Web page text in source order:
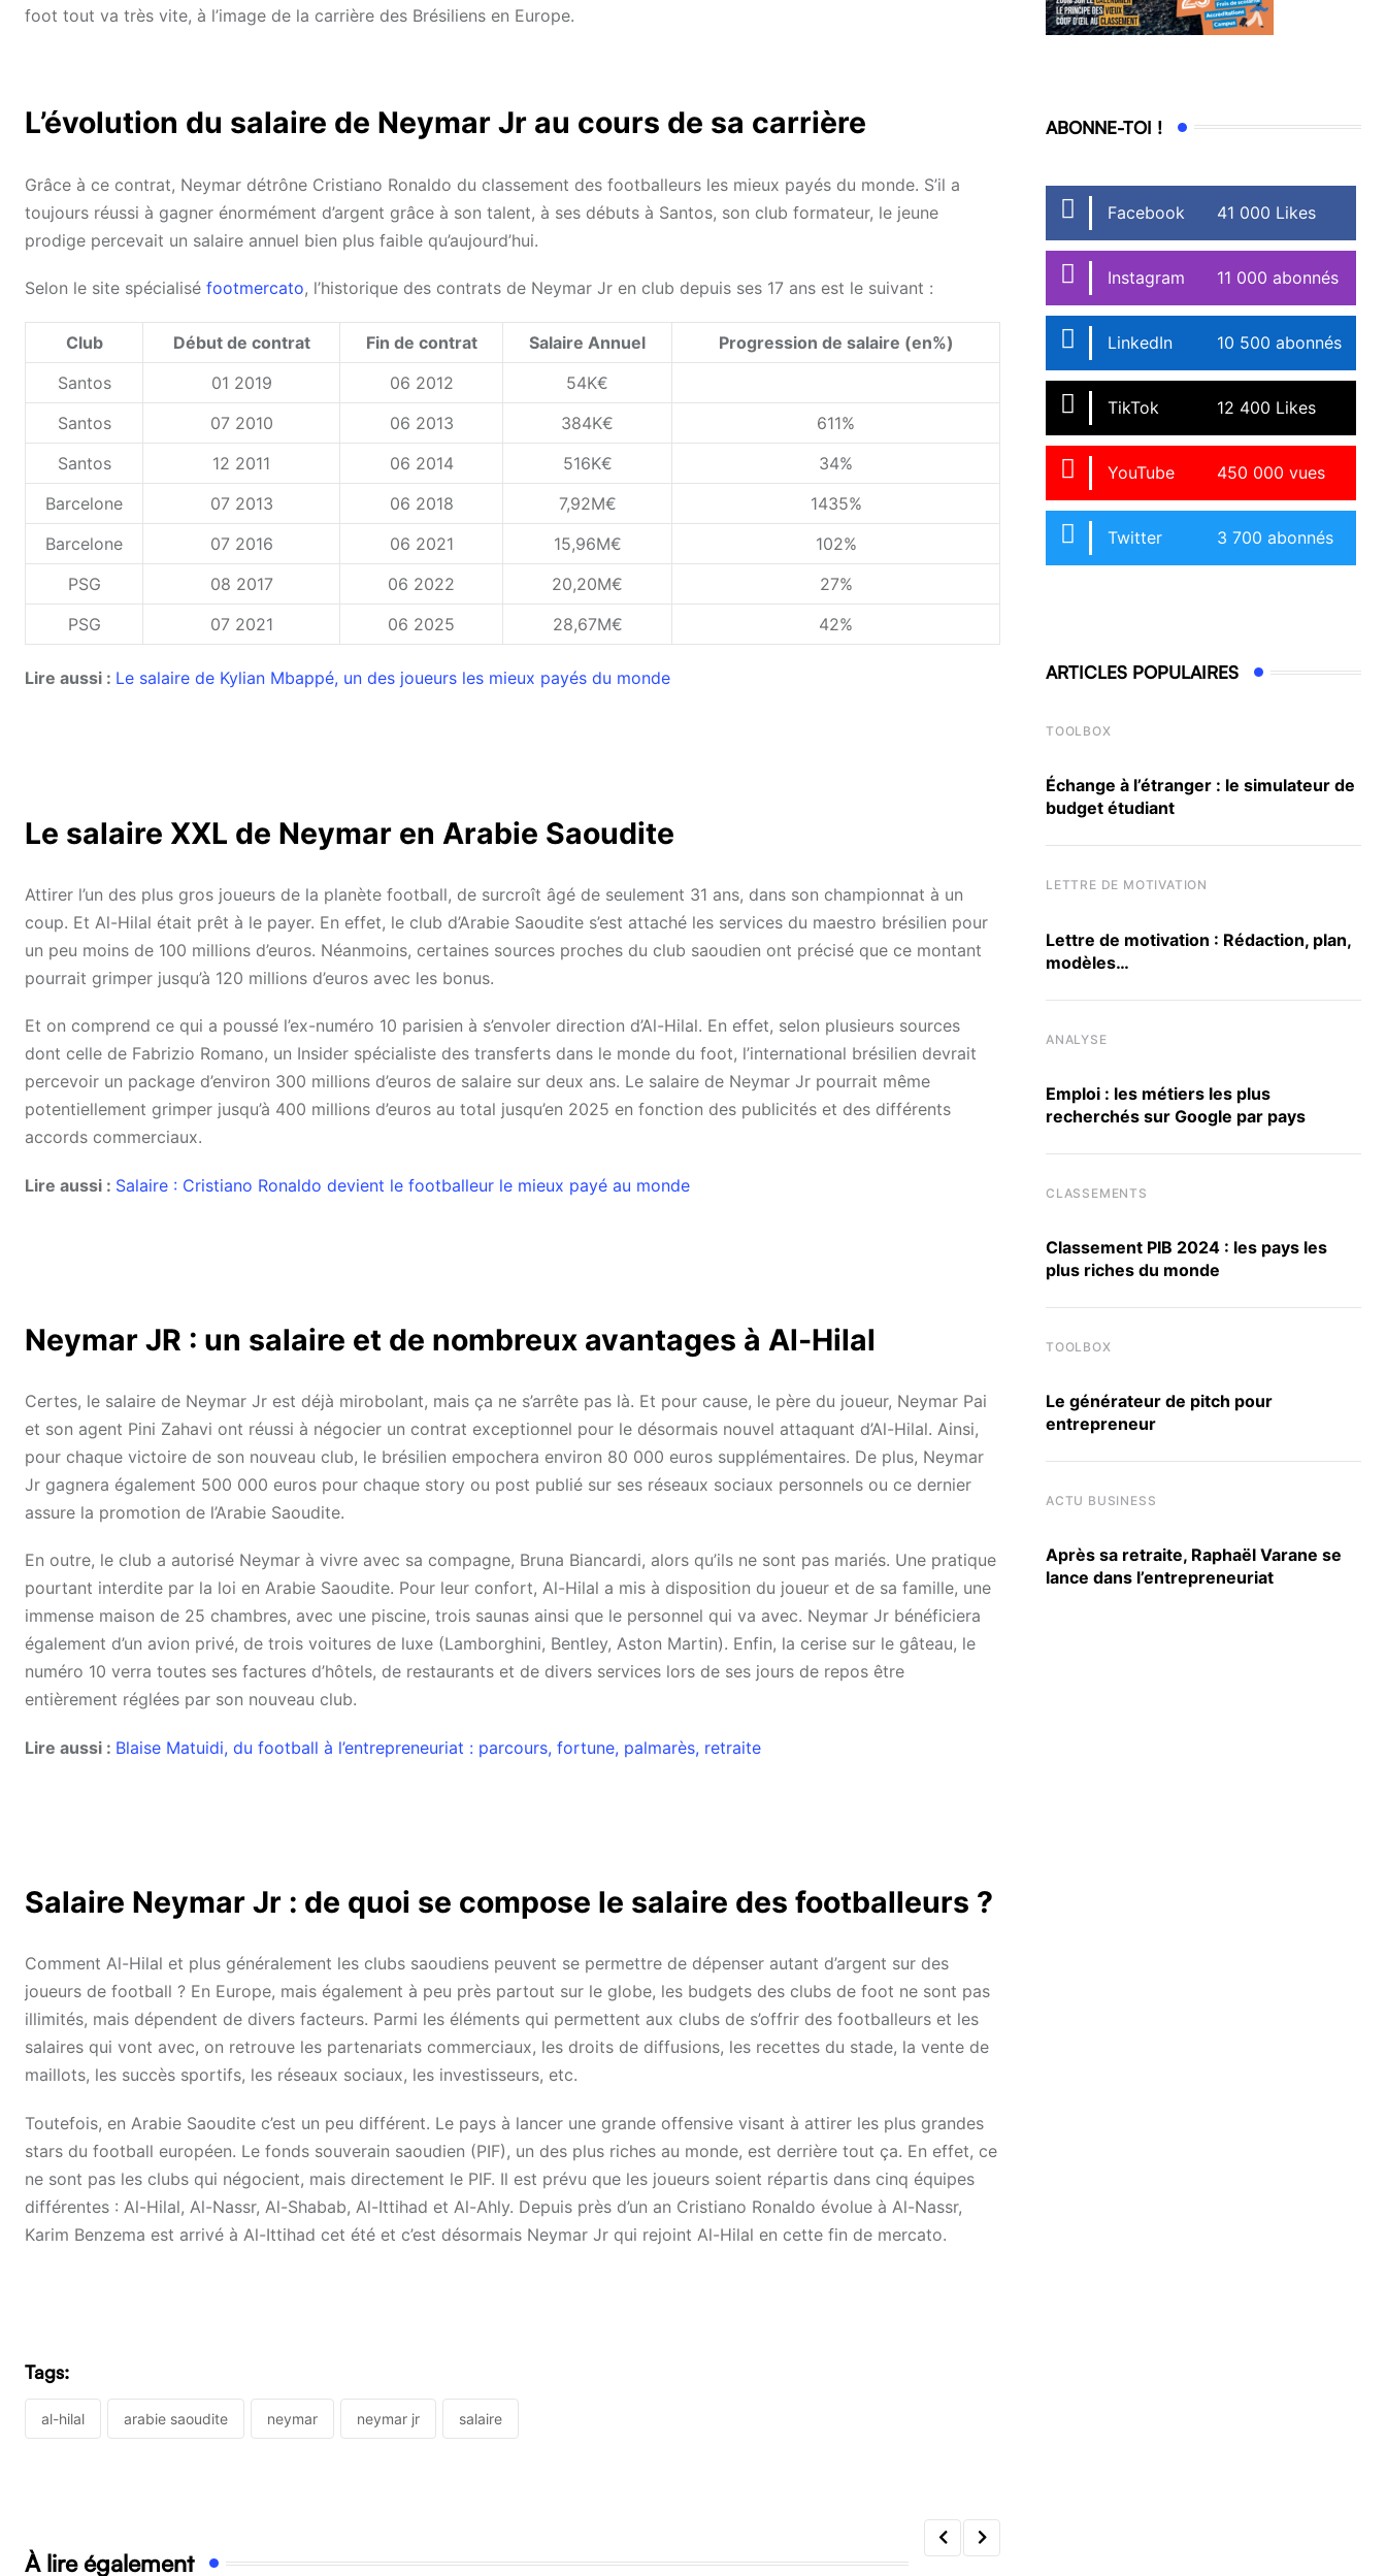
foot tout va très vite, à l’image de la carrière des Brésiliens en Europe.
L’évolution du salaire de Neymar Jr au cours de sa carrière
Grâce à ce contrat, Neymar détrône Cristiano Ronaldo du classement des footballeurs les mieux payés du monde. S’il a
toujours réussi à gagner énormément d’argent grâce à son talent, à ses débuts à Santos, son club formateur, le jeune
prodige percevait un salaire annuel bien plus faible qu’aujourd’hui.
Selon le site spécialisé footmercato, l’historique des contrats de Neymar Jr en club depuis ses 17 ans est le suivant :
Club Début de contrat Fin de contrat Salaire Annuel
Progression de salaire (en%)
Santos
01 2019 06 2012
54K€
Santos
07 2010 06 2013 384K€
611%
Santos
12 2011 06 2014 516K€
34%
Barcelone
07 2013 06 2018 7,92M€
1435%
Barcelone
07 2016 06 2021 15,96M€
102%
PSG
08 2017 06 2022 20,20M€
27%
PSG
07 2021 06 2025 28,67M€ 42%
Lire aussi : Le salaire de Kylian Mbappé, un des joueurs les mieux payés du monde
Le salaire XXL de Neymar en Arabie Saoudite
Attirer l’un des plus gros joueurs de la planète football, de surcroît âgé de seulement 31 ans, dans son championnat à un
coup. Et Al-Hilal était prêt à le payer. En effet, le club d’Arabie Saoudite s’est attaché les services du maestro brésilien pour
un peu moins de 100 millions d’euros. Néanmoins, certaines sources proches du club saoudien ont précisé que ce montant
pourrait grimper jusqu’à 120 millions d’euros avec les bonus.
Et on comprend ce qui a poussé l’ex-numéro 10 parisien à s’envoler direction d’Al-Hilal. En effet, selon plusieurs sources
dont celle de Fabrizio Romano, un Insider spécialiste des transferts dans le monde du foot, l’international brésilien devrait
percevoir un package d’environ 300 millions d’euros de salaire sur deux ans. Le salaire de Neymar Jr pourrait même
potentiellement grimper jusqu’à 400 millions d’euros au total jusqu’en 2025 en fonction des publicités et des différents
accords commerciaux.
Lire aussi : Salaire : Cristiano Ronaldo devient le footballeur le mieux payé au monde
Neymar JR : un salaire et de nombreux avantages à Al-Hilal
Certes, le salaire de Neymar Jr est déjà mirobolant, mais ça ne s’arrête pas là. Et pour cause, le père du joueur, Neymar Pai
et son agent Pini Zahavi ont réussi à négocier un contrat exceptionnel pour le désormais nouvel attaquant d’Al-Hilal. Ainsi,
pour chaque victoire de son nouveau club, le brésilien empochera environ 80 000 euros supplémentaires. De plus, Neymar
Jr gagnera également 500 000 euros pour chaque story ou post publié sur ses réseaux sociaux personnels ou ce dernier
assure la promotion de l’Arabie Saoudite.
En outre, le club a autorisé Neymar à vivre avec sa compagne, Bruna Biancardi, alors qu’ils ne sont pas mariés. Une pratique
pourtant interdite par la loi en Arabie Saoudite. Pour leur confort, Al-Hilal a mis à disposition du joueur et de sa famille, une
immense maison de 25 chambres, avec une piscine, trois saunas ainsi que le personnel qui va avec. Neymar Jr bénéficiera
également d’un avion privé, de trois voitures de luxe (Lamborghini, Bentley, Aston Martin). Enfin, la cerise sur le gâteau, le
numéro 10 verra toutes ses factures d’hôtels, de restaurants et de divers services lors de ses jours de repos être
entièrement réglées par son nouveau club.
Lire aussi : Blaise Matuidi, du football à l’entrepreneuriat : parcours, fortune, palmarès, retraite
Salaire Neymar Jr : de quoi se compose le salaire des footballeurs ?
Comment Al-Hilal et plus généralement les clubs saoudiens peuvent se permettre de dépenser autant d’argent sur des
joueurs de football ? En Europe, mais également à peu près partout sur le globe, les budgets des clubs de foot ne sont pas
illimités, mais dépendent de divers facteurs. Parmi les éléments qui permettent aux clubs de s’offrir des footballeurs et les
salaires qui vont avec, on retrouve les partenariats commerciaux, les droits de diffusions, les recettes du stade, la vente de
maillots, les succès sportifs, les réseaux sociaux, les investisseurs, etc.
Toutefois, en Arabie Saoudite c’est un peu différent. Le pays à lancer une grande offensive visant à attirer les plus grandes
stars du football européen. Le fonds souverain saoudien (PIF), un des plus riches au monde, est derrière tout ça. En effet, ce
ne sont pas les clubs qui négocient, mais directement le PIF. Il est prévu que les joueurs soient répartis dans cinq équipes
différentes : Al-Hilal, Al-Nassr, Al-Shabab, Al-Ittihad et Al-Ahly. Depuis près d’un an Cristiano Ronaldo évolue à Al-Nassr,
Karim Benzema est arrivé à Al-Ittihad cet été et c’est désormais Neymar Jr qui rejoint Al-Hilal en cette fin de mercato.
Tags:
al-hilal arabie saoudite neymar neymar jr salaire
À lire également
ABONNE-TOI !
Facebook 41 000 Likes
Instagram 11 000 abonnés
LinkedIn 10 500 abonnés
TikTok 12 400 Likes
YouTube 450 000 vues
Twitter 3 700 abonnés
ARTICLES POPULAIRES
TOOLBOX
Échange à l’étranger : le simulateur de
budget étudiant
LETTRE DE MOTIVATION
Lettre de motivation : Rédaction, plan,
modèles…
ANALYSE
Emploi : les métiers les plus
recherchés sur Google par pays
CLASSEMENTS
Classement PIB 2024 : les pays les
plus riches du monde
TOOLBOX
Le générateur de pitch pour
entrepreneur
ACTU BUSINESS
Après sa retraite, Raphaël Varane se
lance dans l’entrepreneuriat